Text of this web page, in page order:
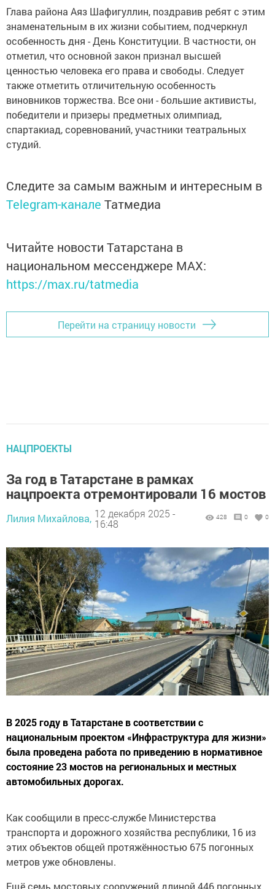
Глава района Аяз Шафигуллин, поздравив ребят с этим
знаменательным в их жизни событием, подчеркнул
особенность дня - День Конституции. В частности, он
отметил, что основной закон признал высшей
ценностью человека его права и свободы. Следует
также отметить отличительную особенность
виновников торжества. Все они - большие активисты,
победители и призеры предметных олимпиад,
спартакиад, соревнований, участники театральных
студий.
Следите за самым важным и интересным в
Telegram-канале Татмедиа
Читайте новости Татарстана в
национальном мессенджере MАХ:
https://max.ru/tatmedia
Перейти на страницу новости
НАЦПРОЕКТЫ
За год в Татарстане в рамках
нацпроекта отремонтировали 16 мостов
Лилия Михайлова, 12 декабря 2025 -
16:48
428 0 0
В 2025 году в Татарстане в соответствии с
национальным проектом «Инфраструктура для жизни»
была проведена работа по приведению в нормативное
состояние 23 мостов на региональных и местных
автомобильных дорогах.
Как сообщили в пресс-службе Министерства
транспорта и дорожного хозяйства республики, 16 из
этих объектов общей протяжённостью 675 погонных
метров уже обновлены.
Ещё семь мостовых сооружений длиной 446 погонных